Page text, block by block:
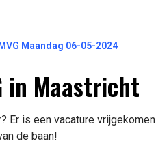
Maandag 06-05-2024
in Maastricht
Er is een vacature
de baan!